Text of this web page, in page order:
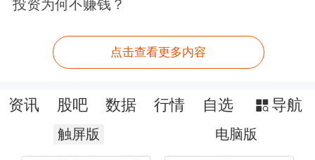
中国金饰需求总量为86吨，同比下降
35%，比十年来平均水平低46%，是自
2009年以来的最低水平。
金价高企抑制消费
金价保持高位是导致金饰消费疲软的主
投资为何不赚钱？
点击查看更多内容
资讯 股吧 数据 行情 自选 导航
触屏版 电脑版